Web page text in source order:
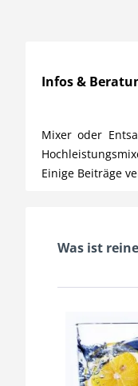
Infos &
Mixer oder
Einige Beiträge
Was ist